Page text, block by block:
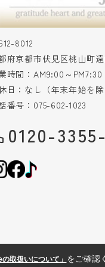
8012
府京都市伏見区桃山町遠
時間：AM9:00～PM7:30
日：なし（年末年始を除
番号：075-602-1023
0120-
取扱いについて」 をご確認